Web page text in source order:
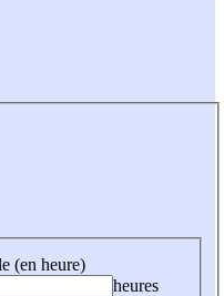
(en heure)
heures